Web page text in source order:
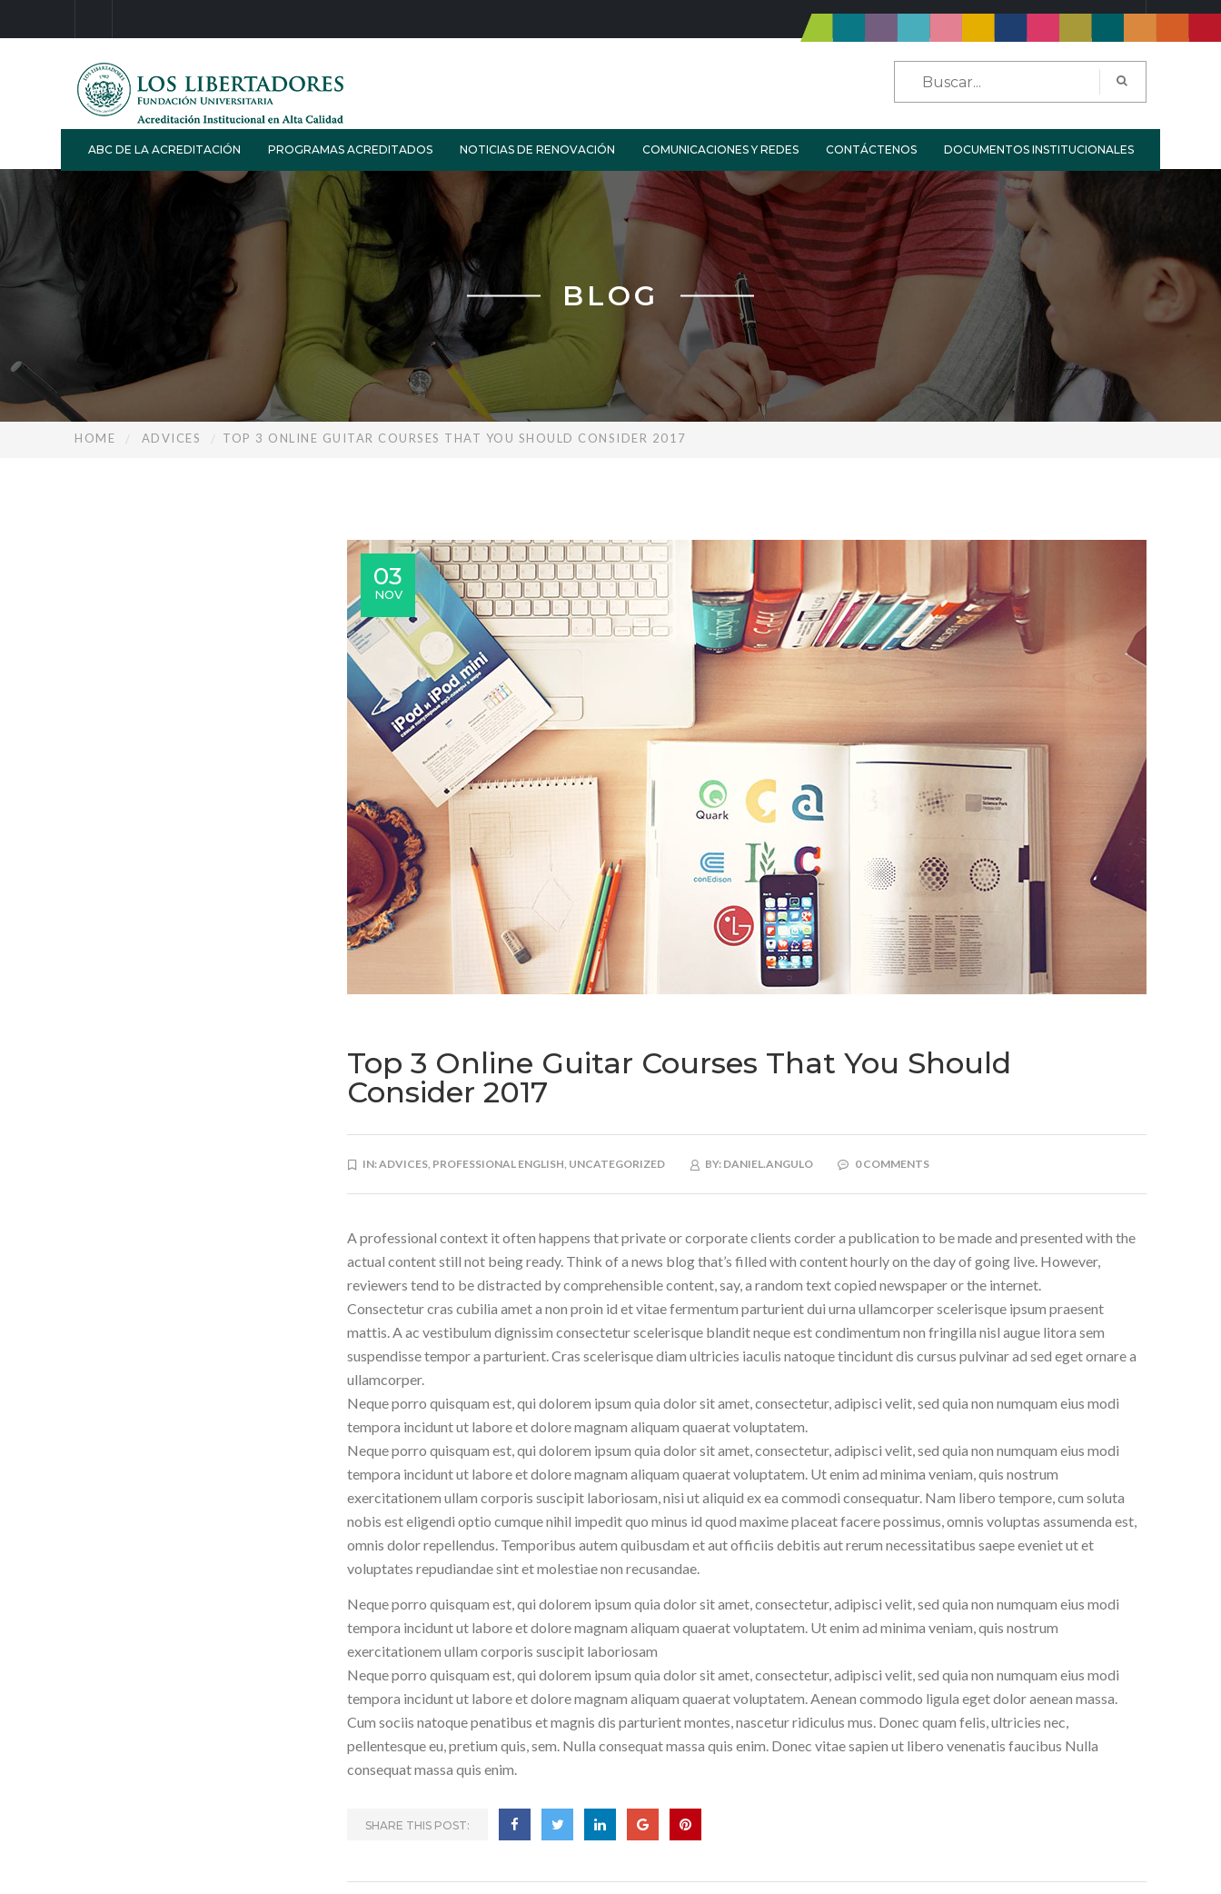
ABC DE LA ACREDITACIÓN PROGRAMAS ACREDITADOS NOTICIAS DE RENOVACIÓN COMUNICACIONES Y REDES CONTÁCTENOS DOCUMENTOS INSTITUCIONALES
BLOG
HOME ADVICES TOP 3 ONLINE GUITAR COURSES THAT YOU SHOULD CONSIDER 2017
03
NOV
Top 3 Online Guitar Courses That You Should
Consider 2017
IN:ADVICES, PROFESSIONAL ENGLISH, UNCATEGORIZED BY: DANIEL.ANGULO 0 COMMENTS
A professional context it often happens that private or corporate clients corder a publication to be made and presented with the
actual content still not being ready. Think of a news blog that’s filled with content hourly on the day of going live. However,
reviewers tend to be distracted by comprehensible content, say, a random text copied newspaper or the internet.
Consectetur cras cubilia amet a non proin id et vitae fermentum parturient dui urna ullamcorper scelerisque ipsum praesent
mattis. A ac vestibulum dignissim consectetur scelerisque blandit neque est condimentum non fringilla nisl augue litora sem
suspendisse tempor a parturient. Cras scelerisque diam ultricies iaculis natoque tincidunt dis cursus pulvinar ad sed eget ornare a
ullamcorper.
Neque porro quisquam est, qui dolorem ipsum quia dolor sit amet, consectetur, adipisci velit, sed quia non numquam eius modi
tempora incidunt ut labore et dolore magnam aliquam quaerat voluptatem.
Neque porro quisquam est, qui dolorem ipsum quia dolor sit amet, consectetur, adipisci velit, sed quia non numquam eius modi
tempora incidunt ut labore et dolore magnam aliquam quaerat voluptatem. Ut enim ad minima veniam, quis nostrum
exercitationem ullam corporis suscipit laboriosam, nisi ut aliquid ex ea commodi consequatur. Nam libero tempore, cum soluta
nobis est eligendi optio cumque nihil impedit quo minus id quod maxime placeat facere possimus, omnis voluptas assumenda est,
omnis dolor repellendus. Temporibus autem quibusdam et aut officiis debitis aut rerum necessitatibus saepe eveniet ut et
voluptates repudiandae sint et molestiae non recusandae.
Neque porro quisquam est, qui dolorem ipsum quia dolor sit amet, consectetur, adipisci velit, sed quia non numquam eius modi
tempora incidunt ut labore et dolore magnam aliquam quaerat voluptatem. Ut enim ad minima veniam, quis nostrum
exercitationem ullam corporis suscipit laboriosam
Neque porro quisquam est, qui dolorem ipsum quia dolor sit amet, consectetur, adipisci velit, sed quia non numquam eius modi
tempora incidunt ut labore et dolore magnam aliquam quaerat voluptatem. Aenean commodo ligula eget dolor aenean massa.
Cum sociis natoque penatibus et magnis dis parturient montes, nascetur ridiculus mus. Donec quam felis, ultricies nec,
pellentesque eu, pretium quis, sem. Nulla consequat massa quis enim. Donec vitae sapien ut libero venenatis faucibus Nulla
consequat massa quis enim.
SHARE THIS POST: